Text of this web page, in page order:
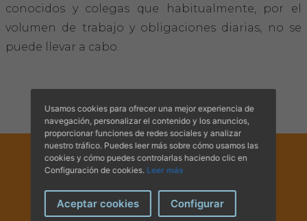
Colegiados
Consejos para tus mascotas
Salud animal y salud pública
CONTACTO
conocidos y colegas que habitualmente, por el
volumen de trabajo y obligaciones diarias, no se
puede llevar a cabo.
Usamos cookies para ofrecer una mejor experiencia de
navegación, personalizar el contenido y los anuncios,
proporcionar funciones de redes sociales y analizar
nuestro tráfico. Puedes leer más sobre cómo usamos las
cookies y cómo puedes controlarlas haciendo clic en
Configuración de cookies. Leer más
Aceptar cookies Configurar